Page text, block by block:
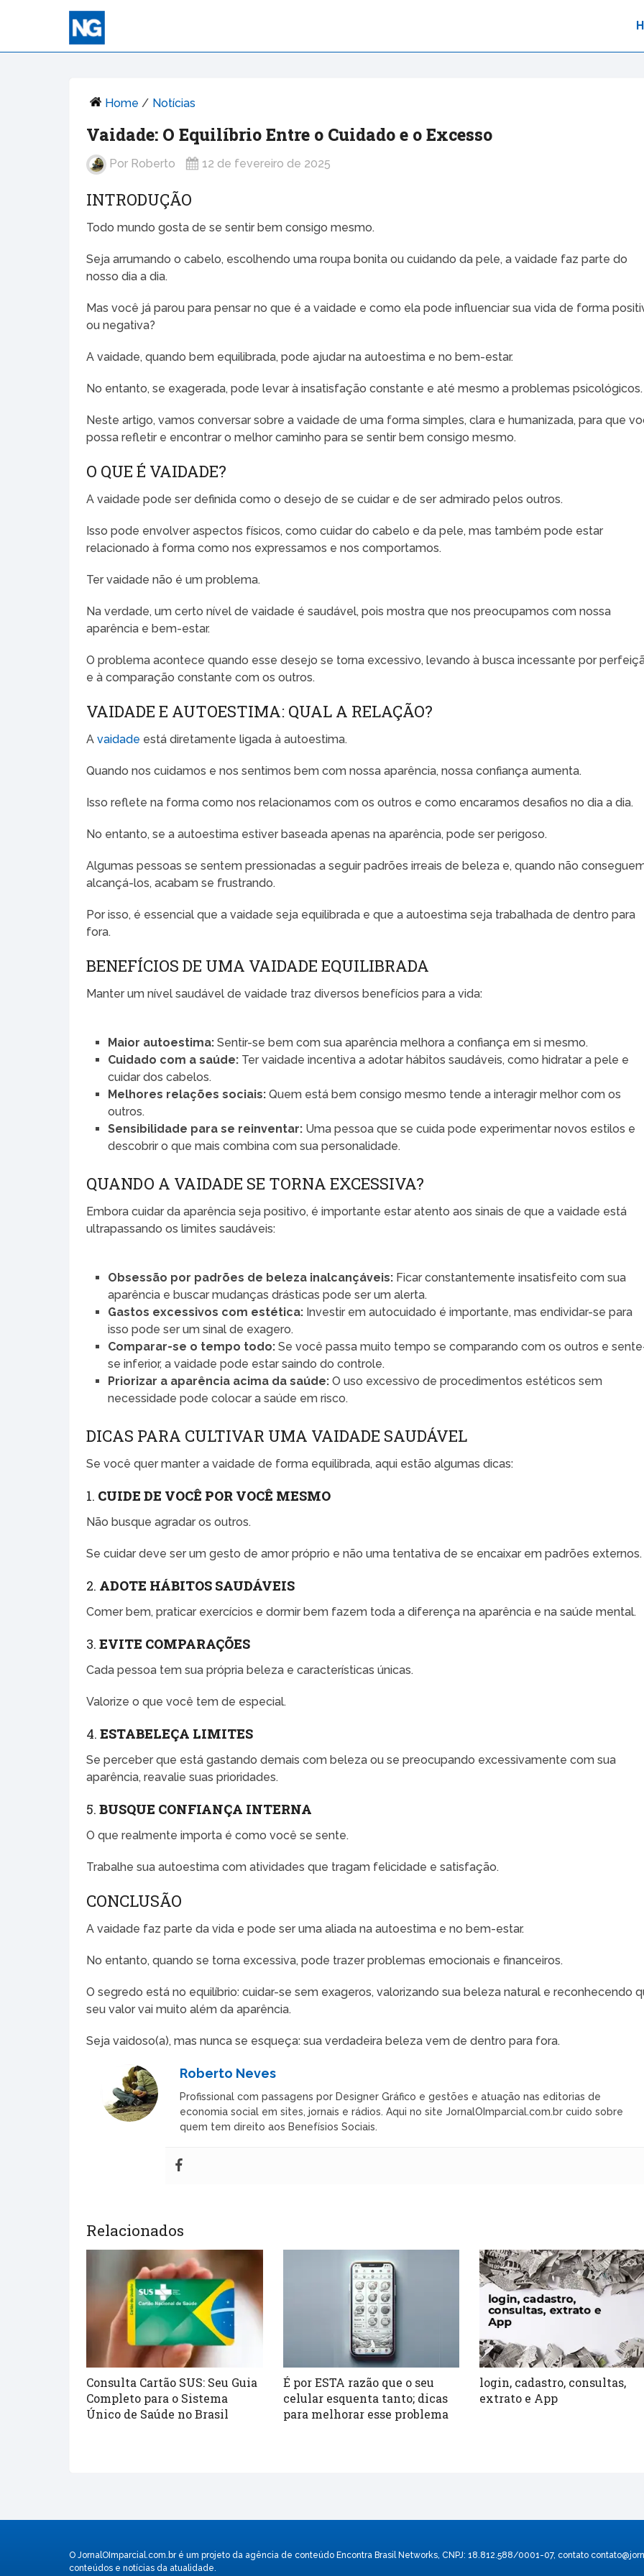
Home / Notícias
Vaidade: O Equilíbrio Entre o Cuidado e o Excesso
Por Roberto 12 de fevereiro de 2025
INTRODUÇÃO
Todo mundo gosta de se sentir bem consigo mesmo.
Seja arrumando o cabelo, escolhendo uma roupa bonita ou cuidando da pele, a vaidade faz parte do
nosso dia a dia.
Mas você já parou para pensar no que é a vaidade e como ela pode influenciar sua vida de forma
ou negativa?
A vaidade, quando bem equilibrada, pode ajudar na autoestima e no bem-estar.
No entanto, se exagerada, pode levar à insatisfação constante e até mesmo a problemas psicológicos.
Neste artigo, vamos conversar sobre a vaidade de uma forma simples, clara e humanizada, para que
possa refletir e encontrar o melhor caminho para se sentir bem consigo mesmo.
O QUE É VAIDADE?
A vaidade pode ser definida como o desejo de se cuidar e de ser admirado pelos outros.
Isso pode envolver aspectos físicos, como cuidar do cabelo e da pele, mas também pode estar
relacionado à forma como nos expressamos e nos comportamos.
Ter vaidade não é um problema.
Na verdade, um certo nível de vaidade é saudável, pois mostra que nos preocupamos com nossa
aparência e bem-estar.
O problema acontece quando esse desejo se torna excessivo, levando à busca incessante por
e à comparação constante com os outros.
VAIDADE E AUTOESTIMA: QUAL A RELAÇÃO?
Avaidade está diretamente ligada à autoestima.
Quando nos cuidamos e nos sentimos bem com nossa aparência, nossa confiança aumenta.
Isso reflete na forma como nos relacionamos com os outros e como encaramos desafios no dia a dia.
No entanto, se a autoestima estiver baseada apenas na aparência, pode ser perigoso.
Algumas pessoas se sentem pressionadas a seguir padrões irreais de beleza e, quando não
alcançá-los, acabam se frustrando.
Por isso, é essencial que a vaidade seja equilibrada e que a autoestima seja trabalhada de dentro para
fora.
BENEFÍCIOS DE UMA VAIDADE EQUILIBRADA
Manter um nível saudável de vaidade traz diversos benefícios para a vida:
Maior autoestima: Sentir-se bem com sua aparência melhora a confiança em si mesmo.
Cuidado com a saúde: Ter vaidade incentiva a adotar hábitos saudáveis, como hidratar a pele e
cuidar dos cabelos.
Melhores relações sociais: Quem está bem consigo mesmo tende a interagir melhor com os
outros.
Sensibilidade para se reinventar: Uma pessoa que se cuida pode experimentar novos estilos e
descobrir o que mais combina com sua personalidade.
QUANDO A VAIDADE SE TORNA EXCESSIVA?
Embora cuidar da aparência seja positivo, é importante estar atento aos sinais de que a vaidade está
ultrapassando os limites saudáveis:
Obsessão por padrões de beleza inalcançáveis: Ficar constantemente insatisfeito com sua
aparência e buscar mudanças drásticas pode ser um alerta.
Gastos excessivos com estética: Investir em autocuidado é importante, mas endividar-se para
isso pode ser um sinal de exagero.
Comparar-se o tempo todo: Se você passa muito tempo se comparando com os outros e
se inferior, a vaidade pode estar saindo do controle.
Priorizar a aparência acima da saúde: O uso excessivo de procedimentos estéticos sem
necessidade pode colocar a saúde em risco.
DICAS PARA CULTIVAR UMA VAIDADE SAUDÁVEL
Se você quer manter a vaidade de forma equilibrada, aqui estão algumas dicas:
1. CUIDE DE VOCÊ POR VOCÊ MESMO
Não busque agradar os outros.
Se cuidar deve ser um gesto de amor próprio e não uma tentativa de se encaixar em padrões externos.
2. ADOTE HÁBITOS SAUDÁVEIS
Comer bem, praticar exercícios e dormir bem fazem toda a diferença na aparência e na saúde mental.
3.EVITE COMPARAÇÕES
Cada pessoa tem sua própria beleza e características únicas.
Valorize o que você tem de especial.
4.ESTABELEÇA LIMITES
Se perceber que está gastando demais com beleza ou se preocupando excessivamente com sua
aparência, reavalie suas prioridades.
5.BUSQUE CONFIANÇA INTERNA
O que realmente importa é como você se sente.
Trabalhe sua autoestima com atividades que tragam felicidade e satisfação.
CONCLUSÃO
A vaidade faz parte da vida e pode ser uma aliada na autoestima e no bem-estar.
No entanto, quando se torna excessiva, pode trazer problemas emocionais e financeiros.
O segredo está no equilíbrio: cuidar-se sem exageros, valorizando sua beleza natural e reconhecendo
seu valor vai muito além da aparência.
Seja vaidoso(a), mas nunca se esqueça: sua verdadeira beleza vem de dentro para fora.
Roberto Neves
Profissional com passagens por Designer Gráfico e gestões e atuação nas editorias de
economia social em sites, jornais e rádios. Aqui no site JornalOImparcial.com.br cuido sobre
quem tem direito aos Benefísios Sociais.
Relacionados
Consulta Cartão SUS: Seu Guia
Completo para o Sistema
Único de Saúde no Brasil
É por ESTA razão que o seu
celular esquenta tanto; dicas
para melhorar esse problema
login, cadastro, consultas,
extrato e App
O JornalOImparcial.com.br é um projeto da agência de conteúdo Encontra Brasil Networks, CNPJ: 18.812.588/0001-07, contato
conteúdos e notícias da atualidade.